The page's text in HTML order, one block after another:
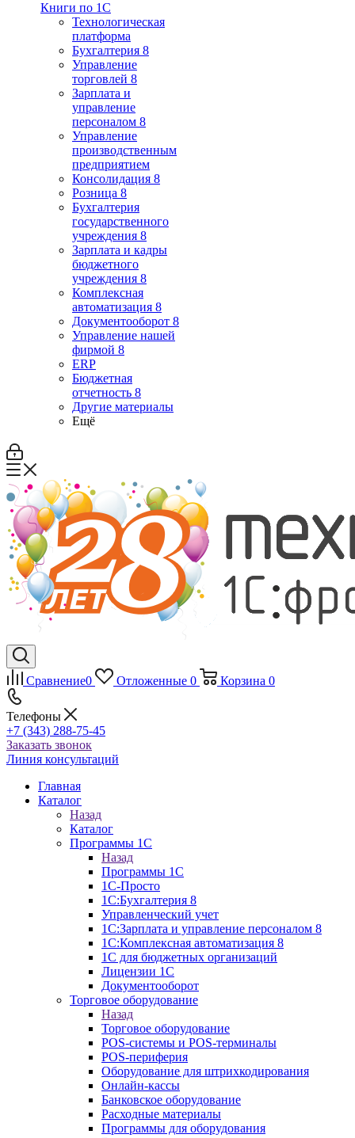
Книги по 1С
Технологическая
платформа
Бухгалтерия 8
Управление
торговлей 8
Зарплата и
управление
персоналом 8
Управление
производственным
предприятием
Консолидация 8
Розница 8
Бухгалтерия
государственного
учреждения 8
Зарплата и кадры
бюджетного
учреждения 8
Комплексная
автоматизация 8
Документооборот 8
Управление нашей
фирмой 8
ERP
Бюджетная
отчетность 8
Другие материалы
Ещё
Сравнение0 Отложенные 0 Корзина 0
Телефоны
+7 (343) 288-75-45
Заказать звонок
Линия консультаций
Главная
Каталог
Назад
Каталог
Программы 1С
Назад
Программы 1С
1С-Просто
1С:Бухгалтерия 8
Управленческий учет
1С:Зарплата и управление персоналом 8
1C:Комплексная автоматизация 8
1С для бюджетных организаций
Лицензии 1С
Документооборот
Торговое оборудование
Назад
Торговое оборудование
POS-системы и POS-терминалы
POS-периферия
Оборудование для штрихкодирования
Онлайн-кассы
Банковское оборудование
Расходные материалы
Программы для оборудования